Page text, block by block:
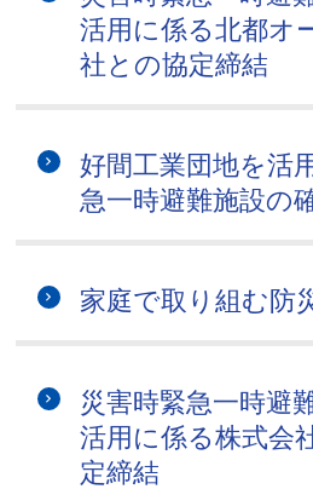
活用に係る北都オ
社との協定締結
好間工業団地を活
急一時避難施設の
家庭で取り組む防
災害時緊急一時避
活用に係る株式会
定締結